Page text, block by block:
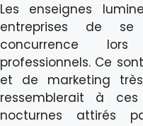
Les enseignes
entreprises de
concurrence
professionnels. Ce
et de marketing
ressemblerait à ces
nocturnes attirés